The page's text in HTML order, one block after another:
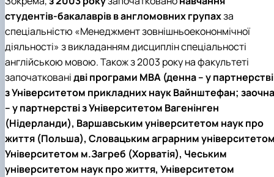
студентів-бакалаврів в англомовних групахза
спеціальністю «Менеджмент зовнішньоекононмічної
діяльності» з викладанням дисциплін спеціальності
англійською мовою. Також з 2003 року на факультеті
започаткованідві програми МВА (денна – у партнерстві
з Університетом прикладних наук Вайнштефан; заочна
– у партнерстві з Університетом Вагенінген
(Нідерланди), Варшавським університетом наук про
життя (Польша), Словацьким аграрним
Університетом м.Загреб (Хорватія), Чеським
університетом наук про життя, Університетом